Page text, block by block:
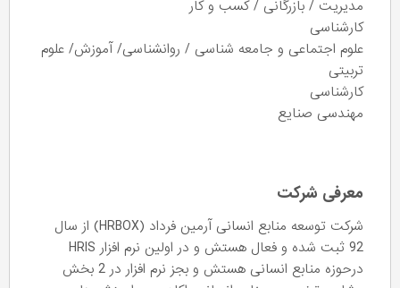
مدیریت / بازرگانی / کسب و کار
کارشناسی
علوم اجتماعی و جامعه شناسی / روانشناسی/ آموزش/ علوم
تربیتی
کارشناسی
مهندسی صنایع
معرفی شرکت
شرکت توسعه منابع انسانی آرمین فرداد (HRBOX) از سال
92 ثبت شده و فعال هستش و در اولین نرم افزار HRIS
درحوزه منابع انسانی هستش و بجز نرم افزار در 2 بخش